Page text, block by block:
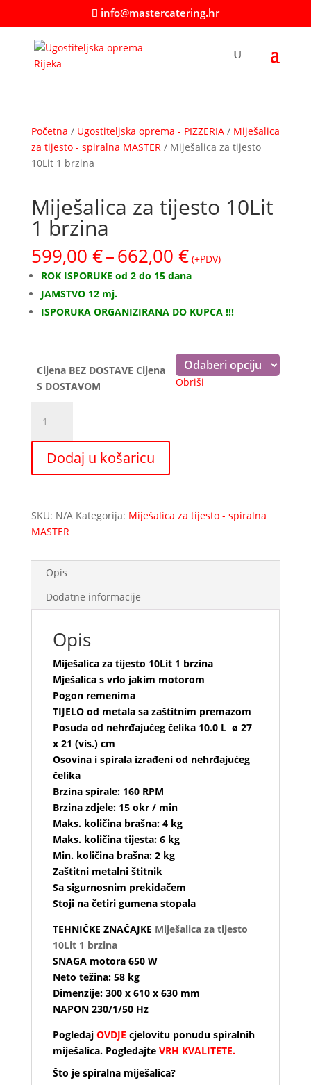
info@mastercatering.hr
Početna / Ugostiteljska oprema - PIZZERIA/ Miješalica
za tijesto - spiralna MASTER / Miješalica za tijesto
10Lit 1 brzina
Miješalica za tijesto 10Lit
1 brzina
599,00 €–662,00 €Raspon
cijena:
od
599,00 €
do
(+PDV)
ROK ISPORUKE od 2 do 15 dana
JAMSTVO 12 mj.
ISPORUKA ORGANIZIRANA DO KUPCA !!!
Cijena BEZ DOSTAVE Cijena
S DOSTAVOM
Obriši
tijesto
10Lit
1
količina
Dodaj u košaricu
SKU: N/A Kategorija: Miješalica za tijesto - spiralna
MASTER
Opis
Dodatne informacije
Opis
Miješalica za tijesto 10Lit 1 brzina
Mješalica s vrlo jakim motorom
Pogon remenima
TIJELO od metala sa zaštitnim premazom
Posuda od nehrđajućeg čelika 10.0 L ø 27
x 21 (vis.) cm
Osovina i spirala izrađeni od nehrđajućeg
čelika
Brzina spirale: 160 RPM
Brzina zdjele: 15 okr / min
Maks. količina brašna: 4 kg
Maks. količina tijesta: 6 kg
Min. količina brašna: 2 kg
Zaštitni metalni štitnik
Sa sigurnosnim prekidačem
Stoji na četiri gumena stopala
TEHNIČKE ZNAČAJKE Miješalica za tijesto
10Lit 1 brzina
SNAGA motora 650 W
Neto težina: 58 kg
Dimenzije: 300 x 610 x 630 mm
NAPON 230/1/50 Hz
Pogledaj OVDJE cjelovitu ponudu spiralnih
miješalica. Pogledajte VRH KVALITETE.
Što je spiralna miješalica?